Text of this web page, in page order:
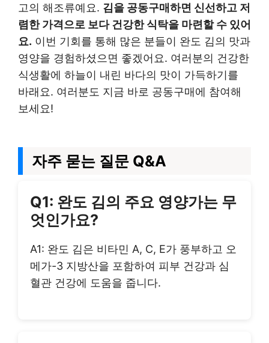
고의 해조류예요. 김을 공동구매하면 신선하고 저
렴한 가격으로 보다 건강한 식탁을 마련할 수 있어
요. 이번 기회를 통해 많은 분들이 완도 김의 맛과
영양을 경험하셨으면 좋겠어요. 여러분의 건강한
식생활에 하늘이 내린 바다의 맛이 가득하기를
바래요. 여러분도 지금 바로 공동구매에 참여해
보세요!
자주 묻는 질문 Q&A
Q1: 완도 김의 주요 영양가는 무
엇인가요?
A1: 완도 김은 비타민 A, C, E가 풍부하고 오
메가-3 지방산을 포함하여 피부 건강과 심
혈관 건강에 도움을 줍니다.